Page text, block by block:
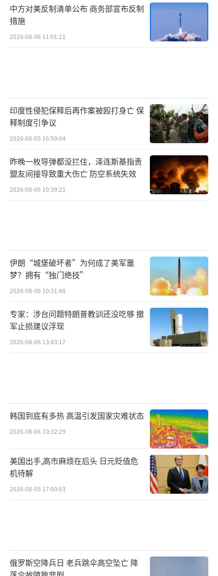
奢华硬件配置。但从现在来看，承担中国高端
战斗机进军国际市场希望，同时还要满足国内
中方对美反制清单公布 商务部宣布反制
措施
2026-08-06 11:01:21
印度性侵犯保释后再作案被殴打身亡 保
释制度引争议
2026-08-05 16:59:04
昨晚一枚导弹都没拦住，泽连斯基指责
盟友间接导致重大伤亡 防空系统失效
2026-08-06 10:39:21
伊朗“城堡破坏者”为何成了美军噩
梦？拥有“独门绝技”
2026-08-06 10:31:48
专家：涉台问题特朗普教训还没吃够 撤
军止损建议浮现
2026-08-06 13:43:17
韩国到底有多热 高温引发国家灾难状态
2026-08-06 10:32:29
美国出手,高市麻烦在后头 日元贬值危
机待解
2026-08-05 17:00:03
俄罗斯空降兵日 老兵跳伞高空坠亡 降